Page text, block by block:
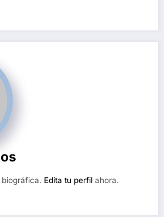
Edita tu perfil ahora.